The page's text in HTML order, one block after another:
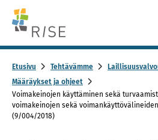
Skip to content -
Etusivu Tehtävämme
Määräykset ja ohjeet
Voimakeinojen käyttäminen sekä
voimakeinojen sekä
(9/004/2018)